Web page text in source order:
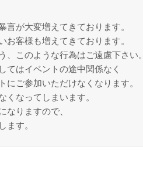
が大変増えてきております。
お客様も増えてきております。
このような行為はご遠慮下さい。
てはイベントの途中関係なく
にご参加いただけなくなります。
くなってしまいます。
なりますので、
ます。